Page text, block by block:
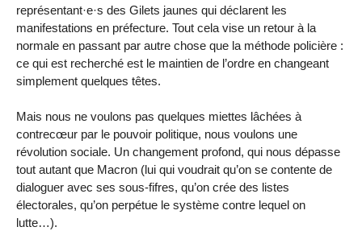
représentant·e·s des Gilets jaunes qui déclarent les
manifestations en préfecture. Tout cela vise un retour à la
normale en passant par autre chose que la méthode policière :
ce qui est recherché est le maintien de l’ordre en changeant
simplement quelques têtes.
Mais nous ne voulons pas quelques miettes lâchées à
contrecœur par le pouvoir politique, nous voulons une
révolution sociale. Un changement profond, qui nous dépasse
tout autant que Macron (lui qui voudrait qu’on se contente de
dialoguer avec ses sous-fifres, qu’on crée des listes
électorales, qu’on perpétue le système contre lequel on
lutte…).